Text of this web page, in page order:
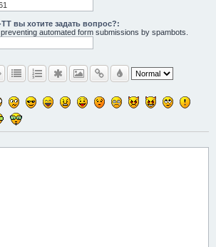
вы хотите задать вопрос?:
automated form submissions by spambots.